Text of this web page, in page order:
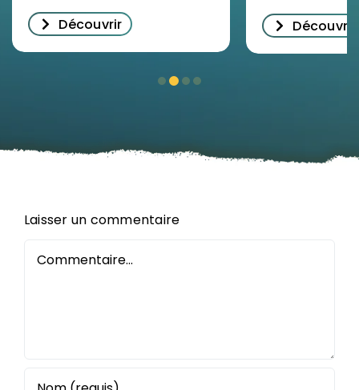
Découvrir Découvrir
Laisser un commentaire